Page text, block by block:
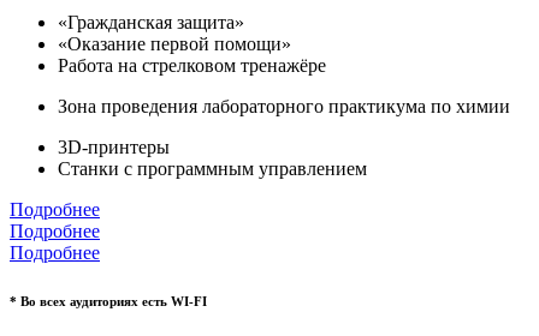
«Гражданская защита»
«Оказание первой помощи»
Работа на стрелковом тренажёре
Зона проведения лабораторного практикума по химии
3D-принтеры
Станки с программным управлением
Подробнее
Подробнее
Подробнее
* Во всех аудиториях есть WI-FI